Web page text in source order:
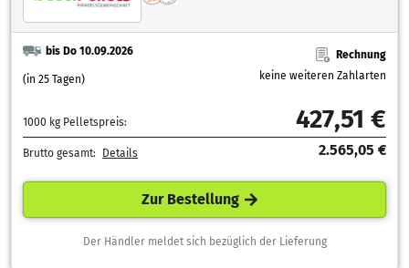
bis Do 10.09.2026
(in 25 Tagen)
Rechnung
keine weiteren Zahlarten
1000 kg Pelletspreis: 427,51 €
Brutto gesamt: Details 2.565,05 €
Zur Bestellung
Der Händler meldet sich bezüglich der Lieferung